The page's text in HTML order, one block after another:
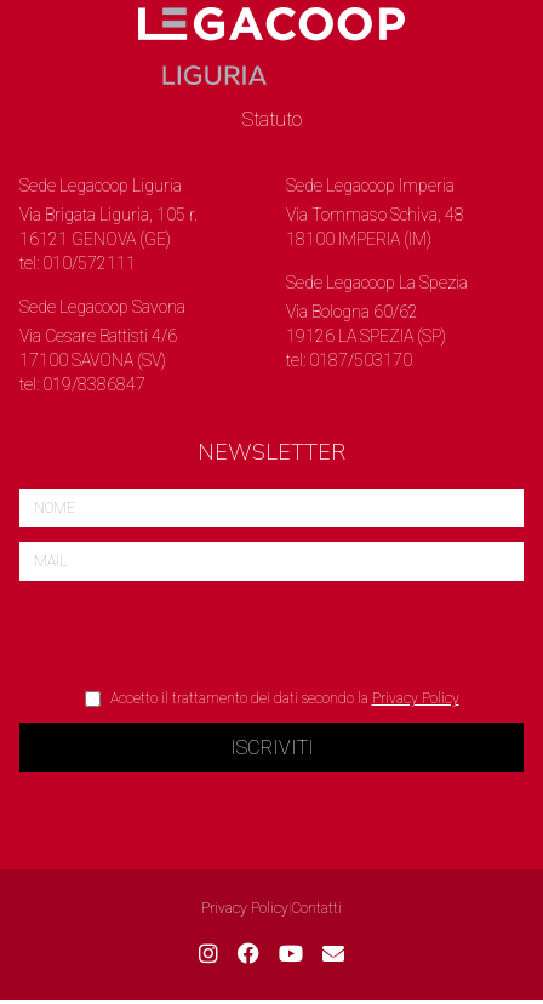
Statuto
Sede Legacoop Liguria
Via Brigata Liguria, 105 r.
16121 GENOVA (GE)
tel: 010/572111
Sede Legacoop Savona
Via Cesare Battisti 4/6
17100 SAVONA (SV)
tel: 019/8386847
Sede Legacoop Imperia
Via Tommaso Schiva, 48
18100 IMPERIA (IM)
Sede Legacoop La Spezia
Via Bologna 60/62
19126 LA SPEZIA (SP)
tel: 0187/503170
NEWSLETTER
Accetto il trattamento dei dati secondo la Privacy Policy
ISCRIVITI
Privacy Policy Contatti